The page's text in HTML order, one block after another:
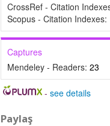
CrossRef - Citation
Scopus - Citation Indexes:
Captures
Mendeley - Readers: 23
-see details
Paylaş